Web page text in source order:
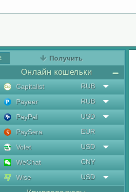
Получить
Онлайн кошельки
Capitalist
RUB
Payeer
RUB
PayPal
USD
PaySera
EUR
Volet
USD
WeChat
CNY
Wise
USD